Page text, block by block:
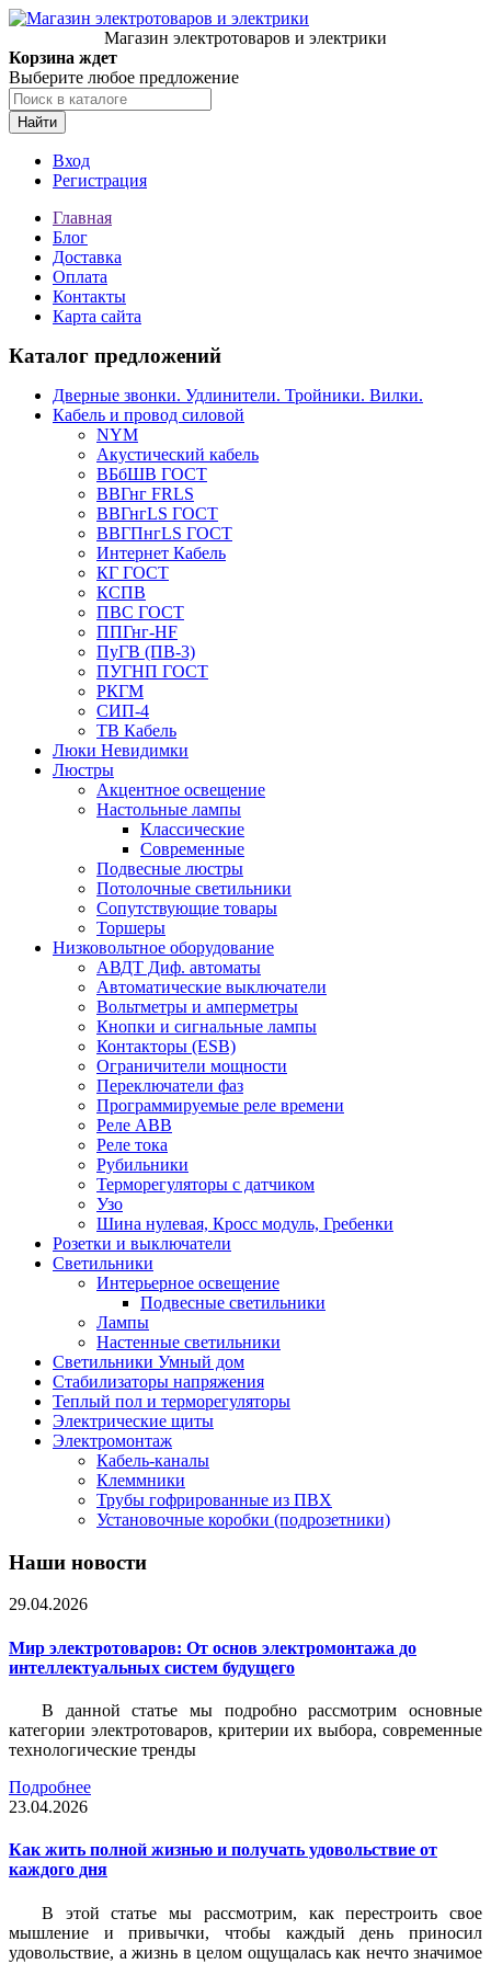
Магазин электротоваров и электрики
Корзина ждет
Выберите любое предложение
Найти
Вход
Регистрация
Главная
Блог
Доставка
Оплата
Контакты
Карта сайта
Каталог предложений
Дверные звонки. Удлинители. Тройники. Вилки.
Кабель и провод силовой
NYM
Акустический кабель
ВБбШВ ГОСТ
ВВГнг FRLS
ВВГнгLS ГОСТ
ВВГПнгLS ГОСТ
Интернет Кабель
КГ ГОСТ
КСПВ
ПВС ГОСТ
ППГнг-HF
ПуГВ (ПВ-3)
ПУГНП ГОСТ
РКГМ
СИП-4
ТВ Кабель
Люки Невидимки
Люстры
Акцентное освещение
Настольные лампы
Классические
Современные
Подвесные люстры
Потолочные светильники
Сопутствующие товары
Торшеры
Низковольтное оборудование
АВДT Диф. автоматы
Автоматические выключатели
Вольтметры и амперметры
Кнопки и сигнальные лампы
Контакторы (ESB)
Ограничители мощности
Переключатели фаз
Программируемые реле времени
Реле ABB
Реле тока
Рубильники
Терморегуляторы с датчиком
Узо
Шина нулевая, Кросс модуль, Гребенки
Розетки и выключатели
Светильники
Интерьерное освещение
Подвесные светильники
Лампы
Настенные светильники
Светильники Умный дом
Стабилизаторы напряжения
Теплый пол и терморегуляторы
Электрические щиты
Электромонтаж
Кабель-каналы
Клеммники
Трубы гофрированные из ПВХ
Установочные коробки (подрозетники)
Наши новости
29.04.2026
Мир электротоваров: От основ электромонтажа до
интеллектуальных систем будущего
В данной статье мы подробно рассмотрим основные
категории электротоваров, критерии их выбора, современные
технологические тренды
Подробнее
23.04.2026
Как жить полной жизнью и получать удовольствие от
каждого дня
В этой статье мы рассмотрим, как перестроить свое
мышление и привычки, чтобы каждый день приносил
удовольствие, а жизнь в целом ощущалась как нечто значимое